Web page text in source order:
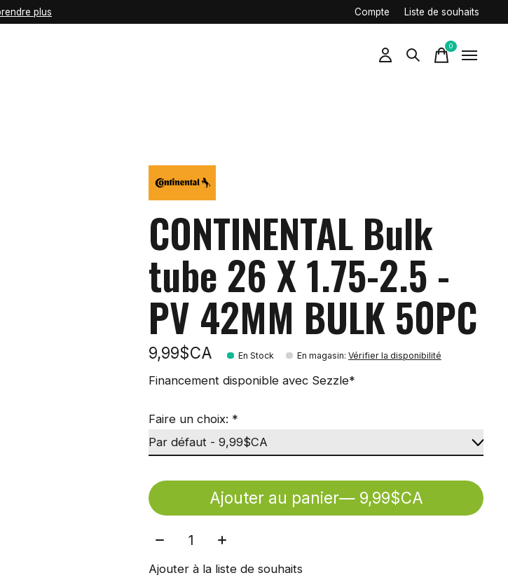
plus Compte Liste de souhaits
0items
CONTINENTAL Bulk
tube 26 X 1.75-2.5 -
PV 42MM BULK 50PC
9,99$CA En Stock En magasin: Vérifier la disponibilité
Financement disponible avec Sezzle*
Faire un choix: *
Ajouter au panier
— 9,99$CA
Quantité:
Ajouter à la liste de souhaits